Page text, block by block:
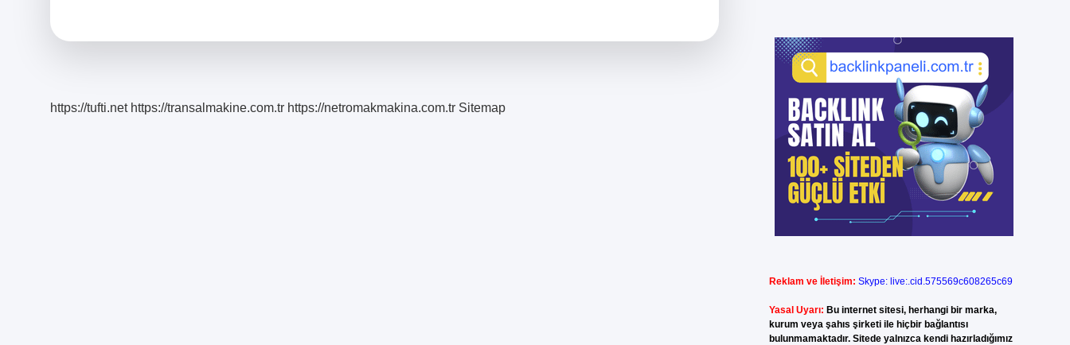
https://tufti.net https://transalmakine.com.tr https://netromakmakina.com.tr Sitemap
Reklam ve İletişim: Skype: live:.cid.575569c608265c69
Yasal Uyarı: Bu internet sitesi, herhangi bir marka,
kurum veya şahıs şirketi ile hiçbir bağlantısı
bulunmamaktadır. Sitede yalnızca kendi hazırladığımız